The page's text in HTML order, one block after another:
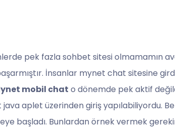
pek fazla sohbet sitesi olmamamın
İnsanlar mynet chat sitesine
mobil chat o dönemde pek aktif
aplet üzerinden giriş yapılabiliyordu.
başladı. Bunlardan örnek vermek